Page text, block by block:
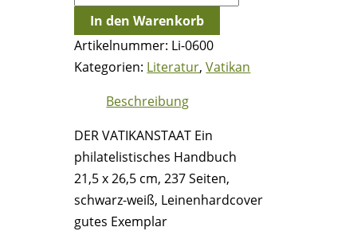
VATIKANSTAAT
Ein
philatelistisches
Handbuch
Menge
In den Warenkorb
Artikelnummer: Li-0600
Kategorien: Literatur,Vatikan
Beschreibung
DER VATIKANSTAAT Ein
philatelistisches Handbuch
21,5 x 26,5 cm, 237 Seiten,
schwarz-weiß, Leinenhardcover
gutes Exemplar